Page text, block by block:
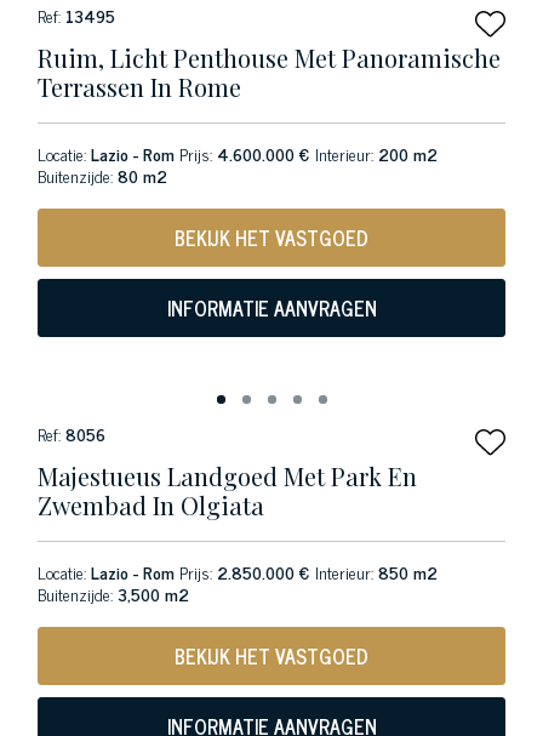
Ref: 13495
Ruim, Licht Penthouse Met Panoramische
Terrassen In Rome
Locatie:Lazio - Rom Prijs: 4.600.000 € Interieur: 200 m2
Buitenzijde:80 m2
BEKIJK HET VASTGOED
INFORMATIE AANVRAGEN
Ref:8056
Majestueus Landgoed Met Park En
Zwembad In Olgiata
Locatie:Lazio - Rom Prijs: 2.850.000 € Interieur:850 m2
Buitenzijde:3,500 m2
BEKIJK HET VASTGOED
INFORMATIE AANVRAGEN